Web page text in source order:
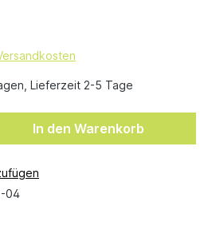
Lieferzeit 2-5 Tage
In den Warenkorb
04